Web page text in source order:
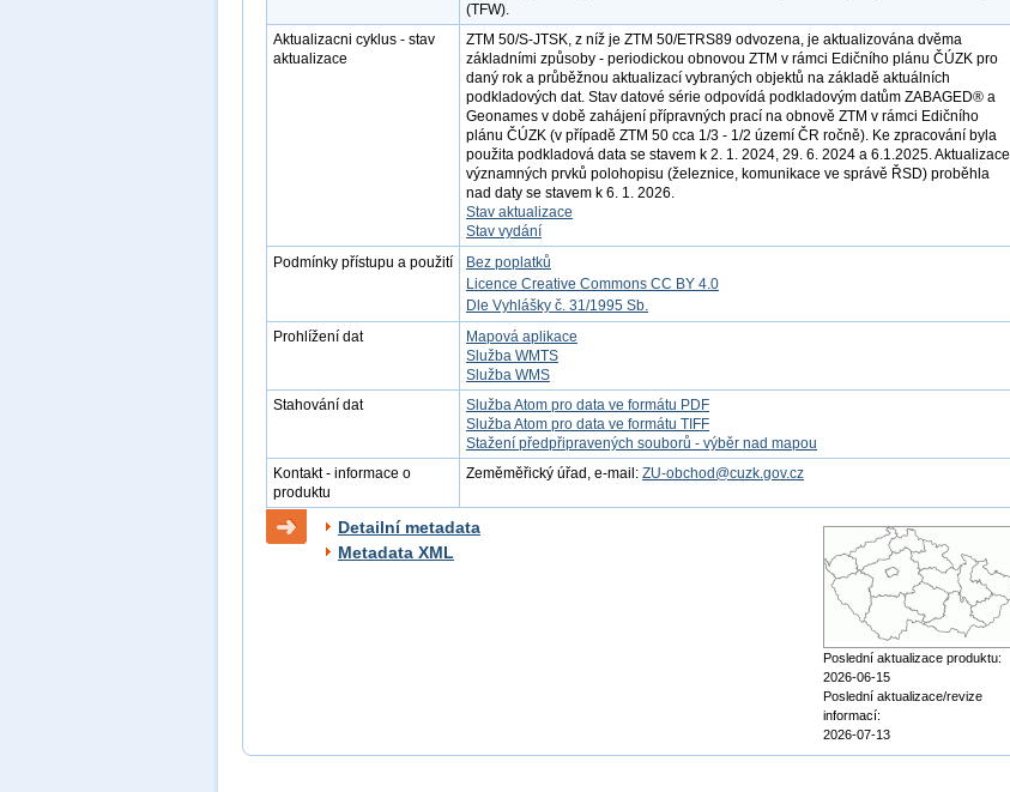
(TFW).
Aktualizacni cyklus - stav
aktualizace
ZTM 50/S-JTSK, z níž je ZTM 50/ETRS89 odvozena, je aktualizována dvěma
základními způsoby - periodickou obnovou ZTM v rámci Edičního plánu ČÚZK pro
daný rok a průběžnou aktualizací vybraných objektů na základě aktuálních
podkladových dat. Stav datové série odpovídá podkladovým datům ZABAGED® a
Geonames v době zahájení přípravných prací na obnově ZTM v rámci Edičního
plánu ČÚZK (v případě ZTM 50 cca 1/3 - 1/2 území ČR ročně). Ke zpracování byla
použita podkladová data se stavem k 2. 1. 2024, 29. 6. 2024 a 6.1.2025. Aktualizace
významných prvků polohopisu (železnice, komunikace ve správě ŘSD) proběhla
nad daty se stavem k 6. 1. 2026.
Stav aktualizace
Stav vydání
Podmínky přístupu a použití
Bez poplatků
Licence Creative Commons CC BY 4.0
Dle Vyhlášky č. 31/1995 Sb.
Prohlížení dat
Mapová aplikace
Služba WMTS
Služba WMS
Stahování dat
Služba Atom pro data ve formátu PDF
Služba Atom pro data ve formátu TIFF
Stažení předpřipravených souborů - výběr nad mapou
Kontakt - informace o
produktu
Zeměměřický úřad, e-mail: ZU-obchod@cuzk.gov.cz
Detailní metadata
Metadata XML
Poslední aktualizace produktu:
2026-06-15
Poslední aktualizace/revize
informací:
2026-07-13